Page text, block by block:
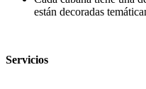
están decoradas
Servicios